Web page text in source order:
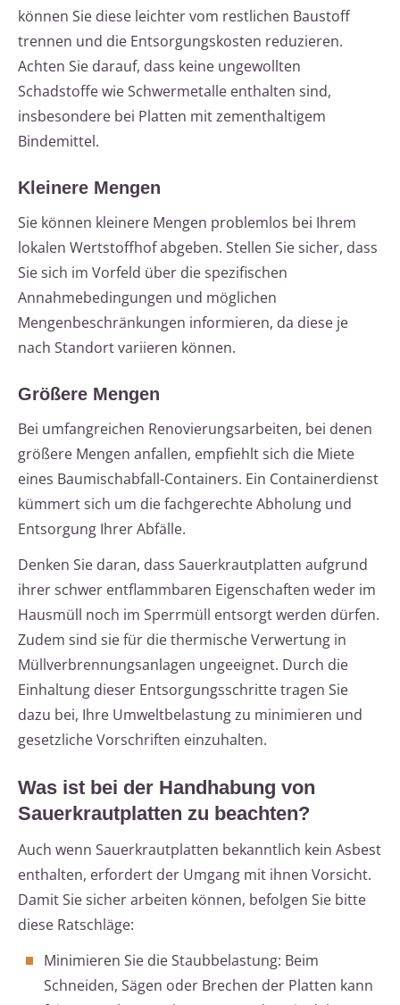
können Sie diese leichter vom restlichen Baustoff
trennen und die Entsorgungskosten reduzieren.
Achten Sie darauf, dass keine ungewollten
Schadstoffe wie Schwermetalle enthalten sind,
insbesondere bei Platten mit zementhaltigem
Bindemittel.
Kleinere Mengen
Sie können kleinere Mengen problemlos bei Ihrem
lokalen Wertstoffhof abgeben. Stellen Sie sicher, dass
Sie sich im Vorfeld über die spezifischen
Annahmebedingungen und möglichen
Mengenbeschränkungen informieren, da diese je
nach Standort variieren können.
Größere Mengen
Bei umfangreichen Renovierungsarbeiten, bei denen
größere Mengen anfallen, empfiehlt sich die Miete
eines Baumischabfall-Containers. Ein Containerdienst
kümmert sich um die fachgerechte Abholung und
Entsorgung Ihrer Abfälle.
Denken Sie daran, dass Sauerkrautplatten aufgrund
ihrer schwer entflammbaren Eigenschaften weder im
Hausmüll noch im Sperrmüll entsorgt werden dürfen.
Zudem sind sie für die thermische Verwertung in
Müllverbrennungsanlagen ungeeignet. Durch die
Einhaltung dieser Entsorgungsschritte tragen Sie
dazu bei, Ihre Umweltbelastung zu minimieren und
gesetzliche Vorschriften einzuhalten.
Was ist bei der Handhabung von
Sauerkrautplatten zu beachten?
Auch wenn Sauerkrautplatten bekanntlich kein Asbest
enthalten, erfordert der Umgang mit ihnen Vorsicht.
Damit Sie sicher arbeiten können, befolgen Sie bitte
diese Ratschläge:
Minimieren Sie die Staubbelastung: Beim
Schneiden, Sägen oder Brechen der Platten kann